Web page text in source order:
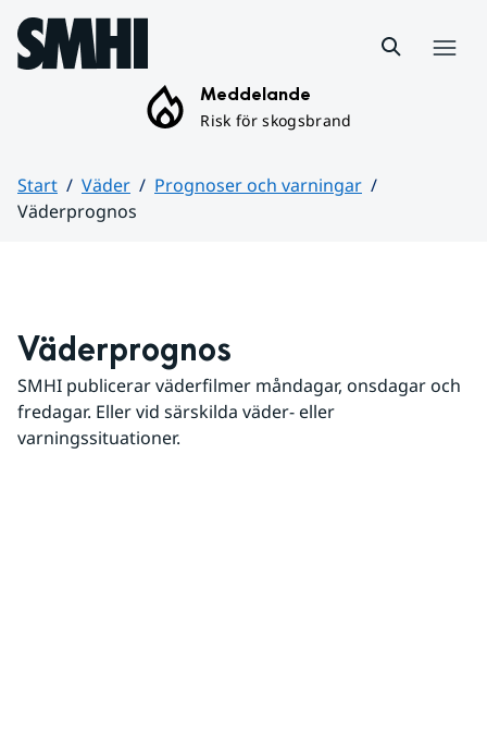
Hoppa till sidans innehåll
Meddelande
Risk för skogsbrand
Start Väder
Prognoser och varningar
Väderprognos
Väderprognos
SMHI publicerar väderfilmer måndagar, onsdagar och
fredagar. Eller vid särskilda väder- eller
varningssituationer.